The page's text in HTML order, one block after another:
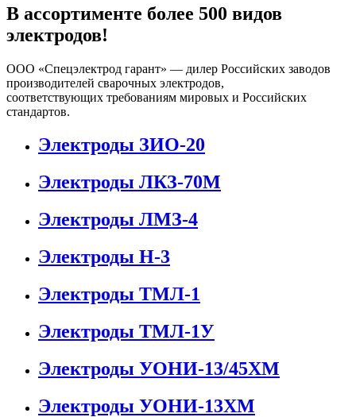
В ассортименте более 500 видов
электродов!
ООО «Спецэлектрод гарант» — дилер Российских заводов
производителей сварочных электродов,
соответствующих требованиям мировых и Российских
стандартов.
Электроды ЗИО-20
Электроды ЛКЗ-70М
Электроды ЛМЗ-4
Электроды Н-3
Электроды ТМЛ-1
Электроды ТМЛ-1У
Электроды УОНИ-13/45ХМ
Электроды УОНИ-13ХМ